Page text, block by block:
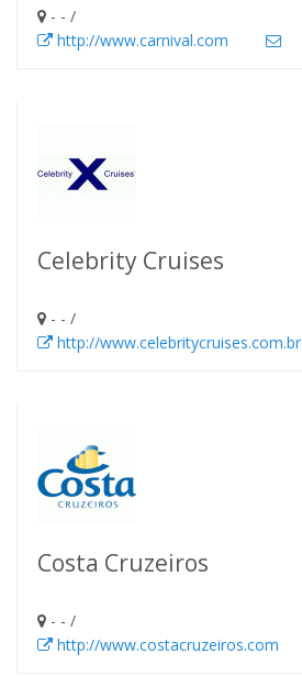
- - /
http://www.carnival.com
Celebrity Cruises
- - /
http://www.celebritycruises.com.br
Costa Cruzeiros
- - /
http://www.costacruzeiros.com